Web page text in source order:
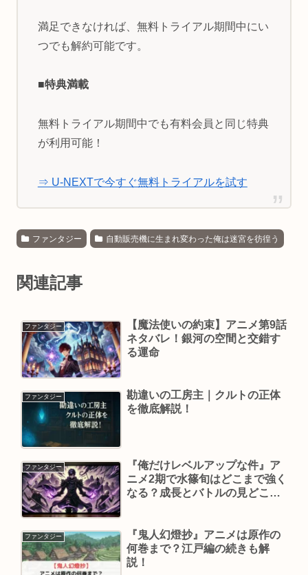
満足できなければ、無料トライアル期間中にい
つでも解約可能です。
■特典満載
無料トライアル期間中でも有料会員と同じ特典
が利用可能！
⇒ U-NEXTで今すぐ無料トライアルを試す
ファンタジー 自動販売機に生まれ変わった俺は迷宮を彷徨う
関連記事
ファンタジー
【魔法使いの約束】アニメ第9話
ネタバレ！銀河の空間と交錯す
る運命
ファンタジー
勘違いの工房主｜クルトの正体
を徹底解説！
ファンタジー
『俺だけレベルアップな件』ア
ニメ2期で水篠旬はどこまで強く
なる？成長とバトルの見どころ
ファンタジー
『鬼人幻燈抄』アニメは原作の
何巻まで？江戸編の続きも解
説！